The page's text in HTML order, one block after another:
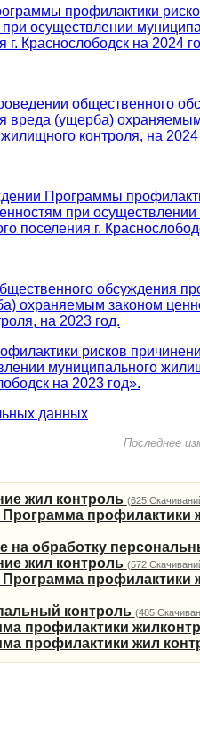
профилактики
осуществлении
г. Краснослободск на 2024
общественного
вреда (ущерба)
контроля, на 2024
Программы
при
поселения г.
обсуждения
охраняемым законом
на 2023 год.
рисков
муниципального
на 2023 год».
данных
Последнее
жил контроль (625
профилактики
на обработку
жил контроль (572
профилактики
контроль (485
профилактики
профилактики жил